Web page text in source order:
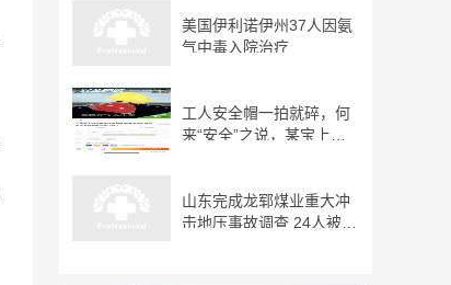
美国伊利诺伊州37人因氨
气中毒入院治疗
工人安全帽一拍就碎，何
来“安全”之说，某宝上有
山东完成龙郓煤业重大冲
击地压事故调查 24人被问